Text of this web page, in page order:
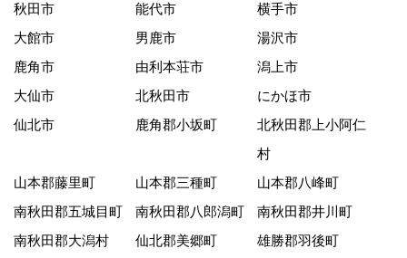
秋田市 能代市
横手市
大館市
男鹿市
湯沢市
鹿角市
由利本荘市
潟上市
大仙市
北秋田市
にかほ市
仙北市
鹿角郡小坂町
北秋田郡上小阿仁
村
山本郡藤里町
山本郡三種町
山本郡八峰町
南秋田郡五城目町
南秋田郡八郎潟町
南秋田郡井川町
南秋田郡大潟村
仙北郡美郷町
雄勝郡羽後町